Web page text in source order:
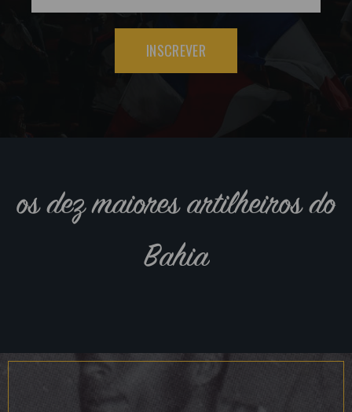
INSCREVER
os dez maiores artilheiros do
Bahia